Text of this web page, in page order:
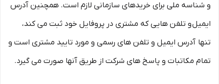
و شناسه ملی برای خریدهای سازمانی لازم است. همچنین آدرس
ایمیل و تلفن هایی که مشتری در پروفایل خود ثبت می­ کند،
تنها آدرس ایمیل و تلفن­ های رسمی و مورد تایید مشتری است و
تمام مکاتبات و پاسخ های شرکت از طریق آنها صورت می گیرد.